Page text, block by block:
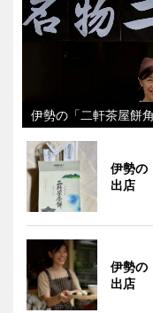
伊勢の「二軒茶屋餅
伊勢の
出店
伊勢の
出店